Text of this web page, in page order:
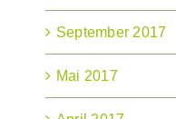
September 2017
Mai 2017